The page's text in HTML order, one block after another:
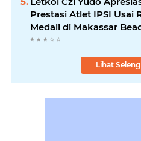
Prestasi Atlet IPSI Usai
Medali di Makassar
Championship
Lihat